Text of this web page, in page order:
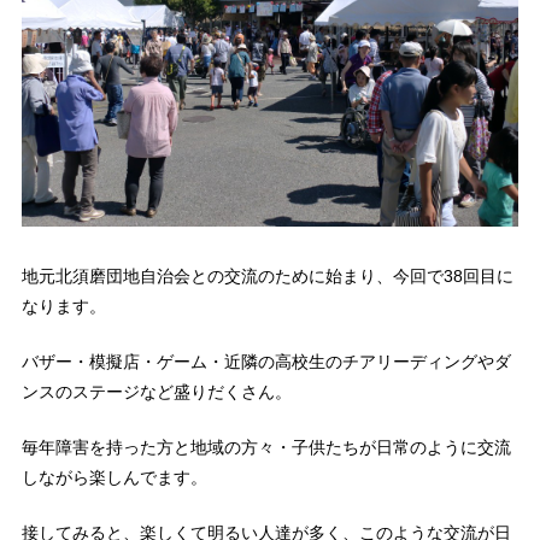
地元北須磨団地自治会との交流のために始まり、今回で38回目に
なります。
バザー・模擬店・ゲーム・近隣の高校生のチアリーディングやダ
ンスのステージなど盛りだくさん。
毎年障害を持った方と地域の方々・子供たちが日常のように交流
しながら楽しんでます。
接してみると、楽しくて明るい人達が多く、このような交流が日